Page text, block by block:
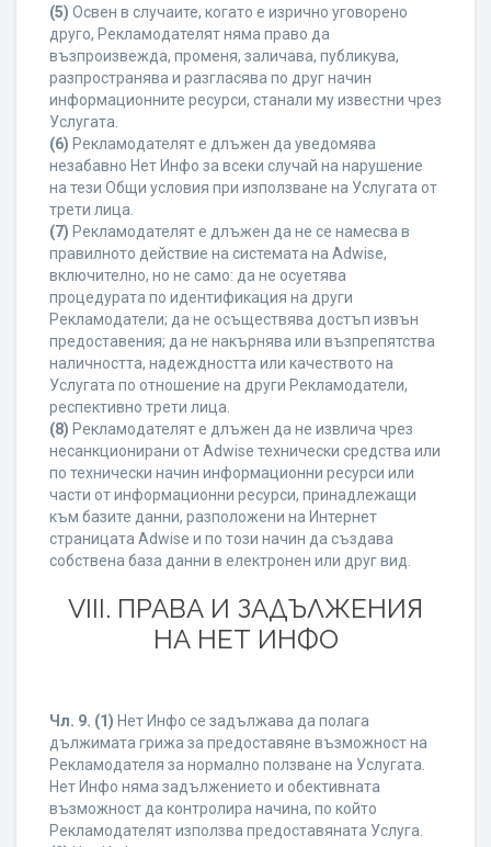
(5) Освен в случаите, когато е изрично уговорено
друго, Рекламодателят няма право да
възпроизвежда, променя, заличава, публикува,
разпространява и разгласява по друг начин
информационните ресурси, станали му известни чрез
Услугата.
(6) Рекламодателят е длъжен да уведомява
незабавно Нет Инфо за всеки случай на нарушение
на тези Общи условия при използване на Услугата от
трети лица.
(7) Рекламодателят е длъжен да не се намесва в
правилното действие на системата на Adwise,
включително, но не само: да не осуетява
процедурата по идентификация на други
Рекламодатели; да не осъществява достъп извън
предоставения; да не накърнява или възпрепятства
наличността, надеждността или качеството на
Услугата по отношение на други Рекламодатели,
респективно трети лица.
(8) Рекламодателят е длъжен да не извлича чрез
несанкционирани от Adwise технически средства или
по технически начин информационни ресурси или
части от информационни ресурси, принадлежащи
към базите данни, разположени на Интернет
страницата Adwise и по този начин да създава
собствена база данни в електронен или друг вид.
VIII. ПРАВА И ЗАДЪЛЖЕНИЯ
НА НЕТ ИНФО
Чл. 9. (1) Нет Инфо се задължава да полага
дължимата грижа за предоставяне възможност на
Рекламодателя за нормално ползване на Услугата.
Нет Инфо няма задължението и обективната
възможност да контролира начина, по който
Рекламодателят използва предоставяната Услуга.